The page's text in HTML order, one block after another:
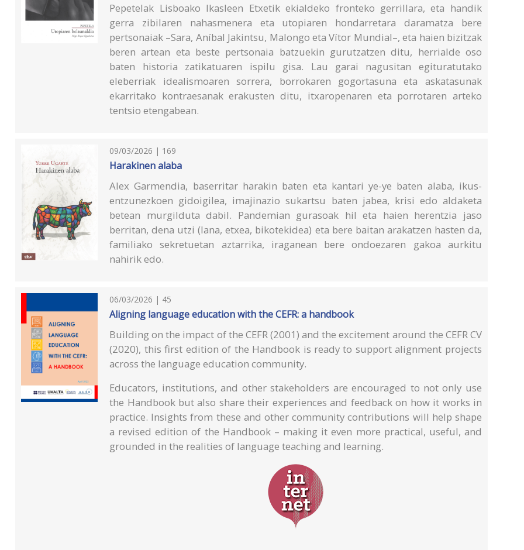
Pepetelak Lisboako Ikasleen Etxetik ekialdeko fronteko gerrillara, eta handik
gerra zibilaren nahasmenera eta utopiaren hondarretara daramatza bere
pertsonaiak –Sara, Aníbal Jakintsu, Malongo eta Vítor Mundial–, eta haien bizitzak
beren artean eta beste pertsonaia batzuekin gurutzatzen ditu, herrialde oso
baten historia zatikatuaren ispilu gisa. Lau garai nagusitan egituratutako
eleberriak idealismoaren sorrera, borrokaren gogortasuna eta askatasunak
ekarritako kontraesanak erakusten ditu, itxaropenaren eta porrotaren arteko
tentsio etengabean.
09/03/2026 | 169
Harakinen alaba
Alex Garmendia, baserritar harakin baten eta kantari ye-ye baten alaba, ikus-
entzunezkoen gidoigilea, imajinazio sukartsu baten jabea, krisi edo aldaketa
betean murgilduta dabil. Pandemian gurasoak hil eta haien herentzia jaso
berritan, dena utzi (lana, etxea, bikotekidea) eta bere baitan arakatzen hasten da,
familiako sekretuetan aztarrika, iraganean bere ondoezaren gakoa aurkitu
nahirik edo.
06/03/2026 | 45
Aligning language education with the CEFR: a handbook
Building on the impact of the CEFR (2001) and the excitement around the CEFR CV
(2020), this first edition of the Handbook is ready to support alignment projects
across the language education community.
Educators, institutions, and other stakeholders are encouraged to not only use
the Handbook but also share their experiences and feedback on how it works in
practice. Insights from these and other community contributions will help shape
a revised edition of the Handbook – making it even more practical, useful, and
grounded in the realities of language teaching and learning.